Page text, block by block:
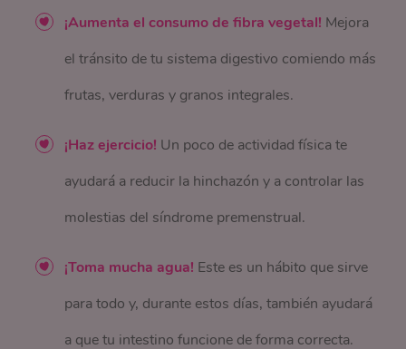
¡Aumenta el consumo de fibra vegetal! Mejora
el tránsito de tu sistema digestivo comiendo más
frutas, verduras y granos integrales.
¡Haz ejercicio! Un poco de actividad física te
ayudará a reducir la hinchazón y a controlar las
molestias del síndrome premenstrual.
¡Toma mucha agua! Este es un hábito que sirve
para todo y, durante estos días, también ayudará
a que tu intestino funcione de forma correcta.